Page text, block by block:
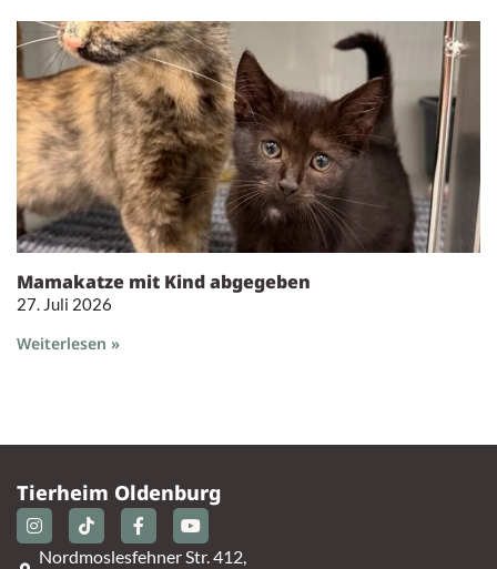
Mamakatze mit Kind abgegeben
27. Juli 2026
Weiterlesen »
Tierheim Oldenburg
Nordmoslesfehner Str. 412,